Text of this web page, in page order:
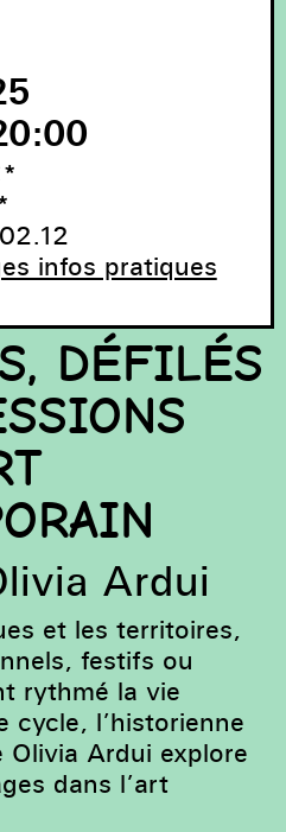
(Troupe Front), 1983/2009.
City) © 2025 Lorraine
(ARS), New York.
infos pratiques
DÉFILÉS
Ardui
et les territoires,
festifs ou
rythmé la vie
cycle, l’historienne
Ardui explore
dans l’art